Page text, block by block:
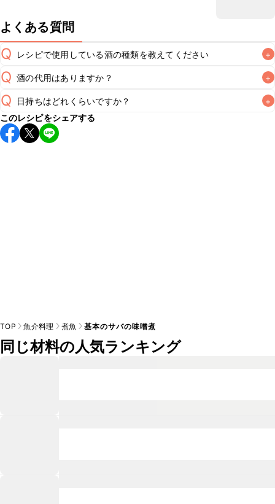
よくある質問
Q レシピで使用している酒の種類を教えてください +
A
Q 酒の代用はありますか？ +
A
Q 日持ちはどれくらいですか？ +
保存期間は冷蔵で翌日中が目安です。なるべくお早めにお召
し上がりください。
このレシピをシェアする
TOP 魚介料理 煮魚 基本のサバの味噌煮
同じ材料の人気ランキング